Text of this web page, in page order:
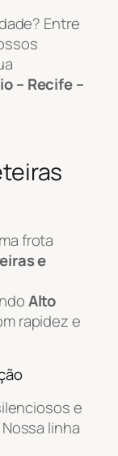
Entre
– Recife –
frota
e
Alto
rapidez e
e
linha